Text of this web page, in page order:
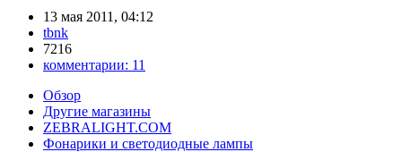
13 мая 2011, 04:12
tbnk
7216
комментарии: 11
Обзор
Другие магазины
ZEBRALIGHT.COM
Фонарики и светодиодные лампы